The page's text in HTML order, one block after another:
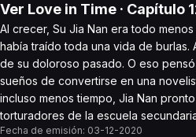
Ver Love in Time · Capítulo
Al crecer, Su Jia Nan era todo
había traído toda una vida de
de su doloroso pasado. O eso
sueños de convertirse en una
incluso menos tiempo, Jia Nan
torturadores de la escuela
Fecha de emisión: 03-12-2020